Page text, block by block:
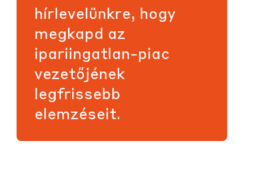
hírlevelünkre, hogy
megkapd az
ipariingatlan-piac
vezetőjének
legfrissebb
elemzéseit.